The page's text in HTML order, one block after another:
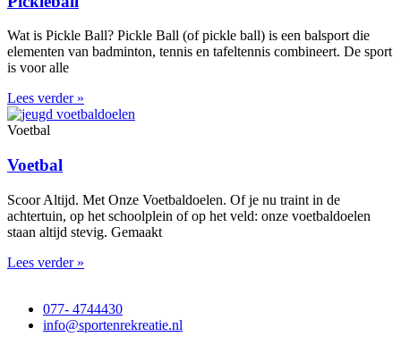
Wat is Pickle Ball? Pickle Ball (of pickle ball) is een balsport die
elementen van badminton, tennis en tafeltennis combineert. De sport
is voor alle
Lees verder »
Voetbal
Voetbal
Scoor Altijd. Met Onze Voetbaldoelen. Of je nu traint in de
achtertuin, op het schoolplein of op het veld: onze voetbaldoelen
staan altijd stevig. Gemaakt
Lees verder »
077- 4744430
info@sportenrekreatie.nl